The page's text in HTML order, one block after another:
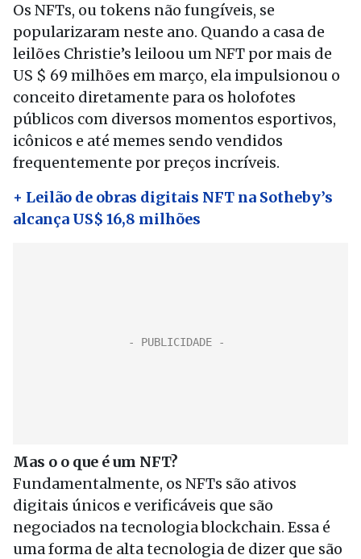
Os NFTs, ou tokens não fungíveis, se
popularizaram neste ano. Quando a casa de
leilões Christie’s leiloou um NFT por mais de
US $ 69 milhões em março, ela impulsionou o
conceito diretamente para os holofotes
públicos com diversos momentos esportivos,
icônicos e até memes sendo vendidos
frequentemente por preços incríveis.
+ Leilão de obras digitais NFT na Sotheby’s
alcança US$ 16,8 milhões
Mas o o que é um NFT?
Fundamentalmente, os NFTs são ativos
digitais únicos e verificáveis ​​que são
negociados na tecnologia blockchain. Essa é
uma forma de alta tecnologia de dizer que são